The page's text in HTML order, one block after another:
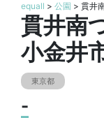
equall > 公園 > 貫井
貫井南
小金井
東京都
-